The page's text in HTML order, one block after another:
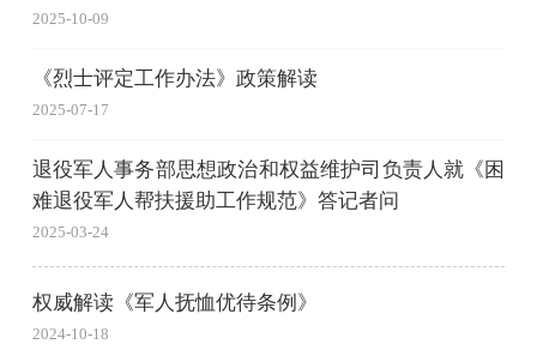
2025-10-09
《烈士评定工作办法》政策解读
2025-07-17
退役军人事务部思想政治和权益维护司负责人就《困
难退役军人帮扶援助工作规范》答记者问
2025-03-24
权威解读《军人抚恤优待条例》
2024-10-18